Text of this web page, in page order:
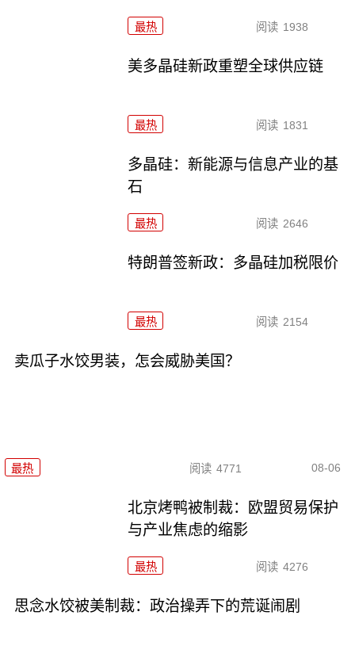
最热 阅读 1938
美多晶硅新政重塑全球供应链
最热 阅读 1831
多晶硅：新能源与信息产业的基
石
最热 阅读 2646
特朗普签新政：多晶硅加税限价
最热 阅读 2154
卖瓜子水饺男装，怎会威胁美国？
最热 阅读 4771 08-06
北京烤鸭被制裁：欧盟贸易保护
与产业焦虑的缩影
最热 阅读 4276
思念水饺被美制裁：政治操弄下的荒诞闹剧